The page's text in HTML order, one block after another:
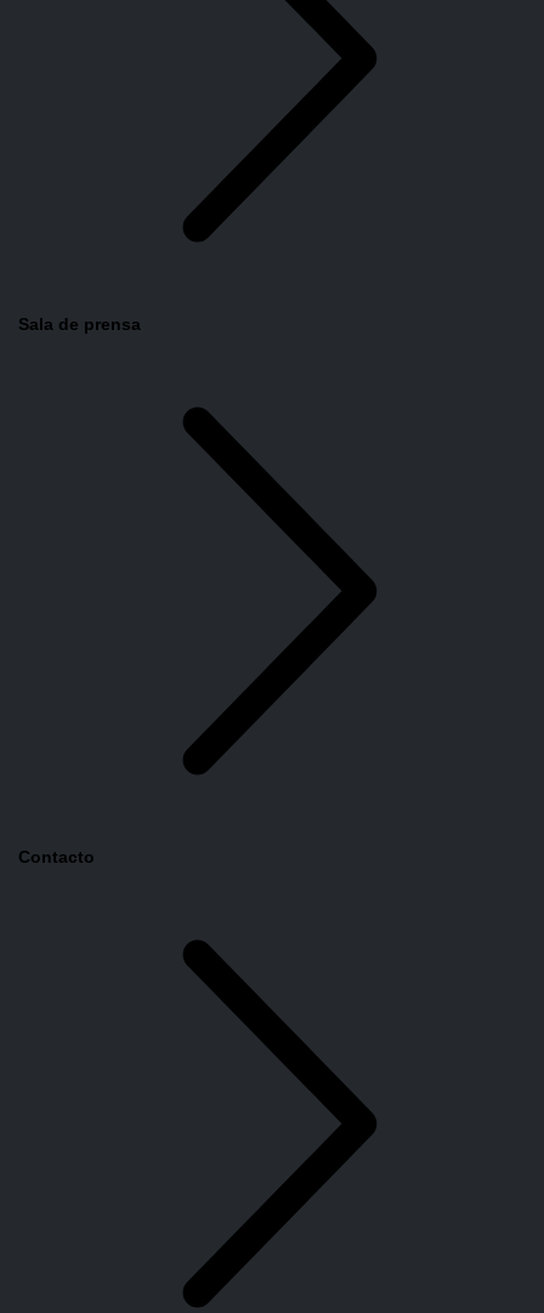
Sala de prensa
Contacto